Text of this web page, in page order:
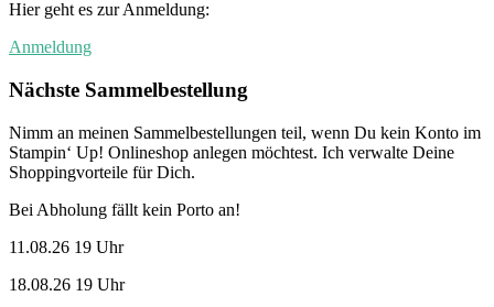
Hier geht es zur Anmeldung:
Anmeldung
Nächste Sammelbestellung
Nimm an meinen Sammelbestellungen teil, wenn Du kein Konto im
Stampin‘ Up! Onlineshop anlegen möchtest. Ich verwalte Deine
Shoppingvorteile für Dich.
Bei Abholung fällt kein Porto an!
11.08.26 19 Uhr
18.08.26 19 Uhr